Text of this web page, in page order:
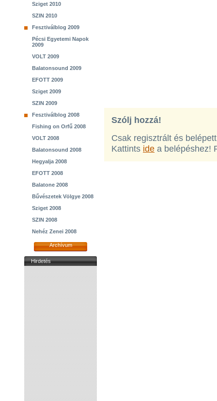
Sziget 2010
SZIN 2010
Fesztiválblog 2009
Pécsi Egyetemi Napok
2009
VOLT 2009
Balatonsound 2009
EFOTT 2009
Sziget 2009
SZIN 2009
Fesztiválblog 2008
Fishing on Orfű 2008
VOLT 2008
Balatonsound 2008
Hegyalja 2008
EFOTT 2008
Balatone 2008
Bűvészetek Völgye 2008
Sziget 2008
SZIN 2008
Nehéz Zenei 2008
Archívum
Hirdetés
Szólj hozzá!
Csak regisztrált és
Kattints ide a belépéshez!